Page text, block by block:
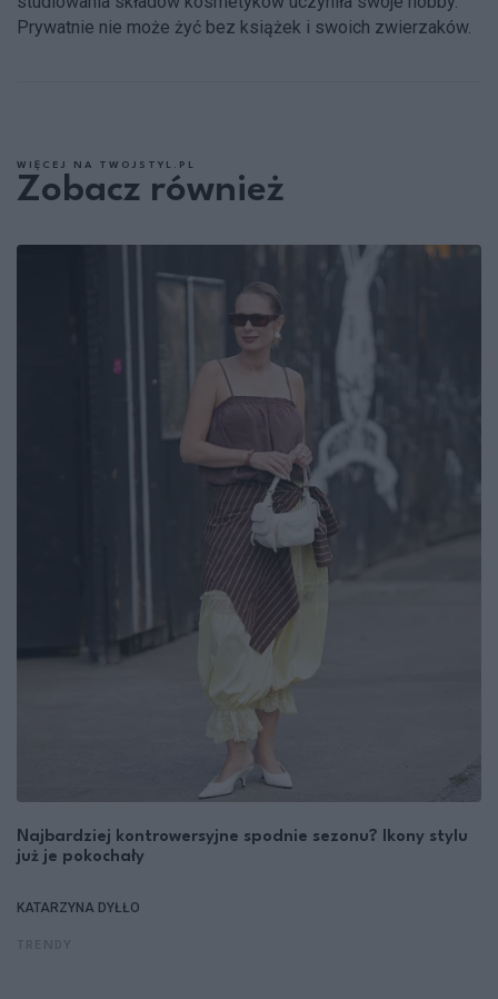
Prywatnie nie może żyć bez książek i swoich zwierzaków.
WIĘCEJ NA TWOJSTYL.PL
Zobacz również
Najbardziej kontrowersyjne spodnie sezonu? Ikony stylu
już je pokochały
KATARZYNA DYŁŁO